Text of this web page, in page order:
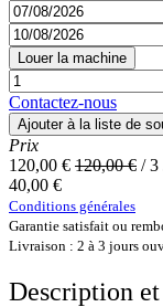
Louer la machine
Contactez-nous
Ajouter à la liste de
Prix
120,00 € 120,00€ / 3
40,00 €
Conditions générales
Garantie satisfait ou
Livraison : 2 à 3 jours
Description